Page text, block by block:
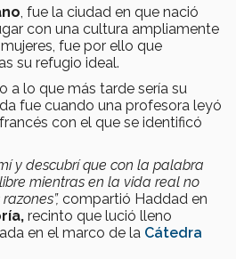
, fue la ciudad en que nació
con una cultura ampliamente
fue por ello que
su refugio ideal.
a lo que más tarde sería su
fue cuando una profesora leyó
con el que se identificó
y descubrí que con la palabra
mientras en la vida real no
compartió Haddad en
recinto que lució lleno
en el marco de la Cátedra